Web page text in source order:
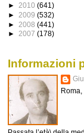
► 2010 (641)
► 2009 (532)
► 2008 (441)
► 2007 (178)
Informazioni
Roma,